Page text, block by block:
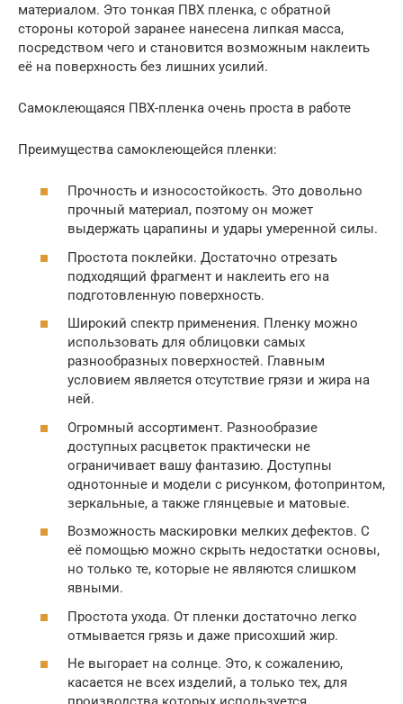
материалом. Это тонкая ПВХ пленка, с обратной
стороны которой заранее нанесена липкая масса,
посредством чего и становится возможным наклеить
её на поверхность без лишних усилий.
Самоклеющаяся ПВХ-пленка очень проста в работе
Преимущества самоклеющейся пленки:
Прочность и износостойкость. Это довольно
прочный материал, поэтому он может
выдержать царапины и удары умеренной силы.
Простота поклейки. Достаточно отрезать
подходящий фрагмент и наклеить его на
подготовленную поверхность.
Широкий спектр применения. Пленку можно
использовать для облицовки самых
разнообразных поверхностей. Главным
условием является отсутствие грязи и жира на
ней.
Огромный ассортимент. Разнообразие
доступных расцветок практически не
ограничивает вашу фантазию. Доступны
однотонные и модели с рисунком, фотопринтом,
зеркальные, а также глянцевые и матовые.
Возможность маскировки мелких дефектов. С
её помощью можно скрыть недостатки основы,
но только те, которые не являются слишком
явными.
Простота ухода. От пленки достаточно легко
отмывается грязь и даже присохший жир.
Не выгорает на солнце. Это, к сожалению,
касается не всех изделий, а только тех, для